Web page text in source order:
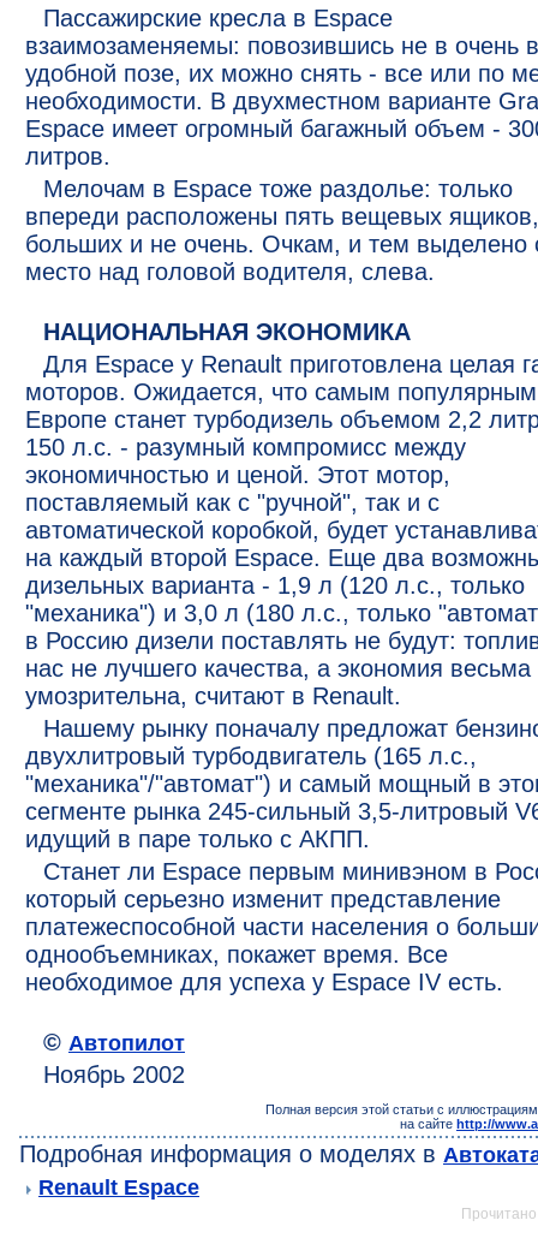
Пассажирские кресла в Espace
взаимозаменяемы: повозившись не в очень в
удобной позе, их можно снять - все или по
необходимости. В двухместном варианте
Espace имеет огромный багажный объем -
литров.
Мелочам в Espace тоже раздолье: только
впереди расположены пять вещевых ящиков,
больших и не очень. Очкам, и тем выделено
место над головой водителя, слева.
НАЦИОНАЛЬНАЯ ЭКОНОМИКА
Для Espace у Renault приготовлена целая
моторов. Ожидается, что самым
Европе станет турбодизель объемом 2,2
150 л.с. - разумный компромисс между
экономичностью и ценой. Этот мотор,
поставляемый как с "ручной", так и с
автоматической коробкой, будет
на каждый второй Espace. Еще два
дизельных варианта - 1,9 л (120 л.с., только
"механика") и 3,0 л (180 л.с., только
в Россию дизели поставлять не будут:
нас не лучшего качества, а экономия весьма
умозрительна, считают в Renault.
Нашему рынку поначалу предложат
двухлитровый турбодвигатель (165 л.с.,
"механика"/"автомат") и самый мощный в
сегменте рынка 245-сильный 3,5-литровый
идущий в паре только с АКПП.
Станет ли Espace первым минивэном в
который серьезно изменит представление
платежеспособной части населения о
однообъемниках, покажет время. Все
необходимое для успеха у Espace IV есть.
© Автопилот
Ноябрь 2002
Полная версия этой статьи с
на сайте http://
Подробная информация о моделях в
Renault Espace